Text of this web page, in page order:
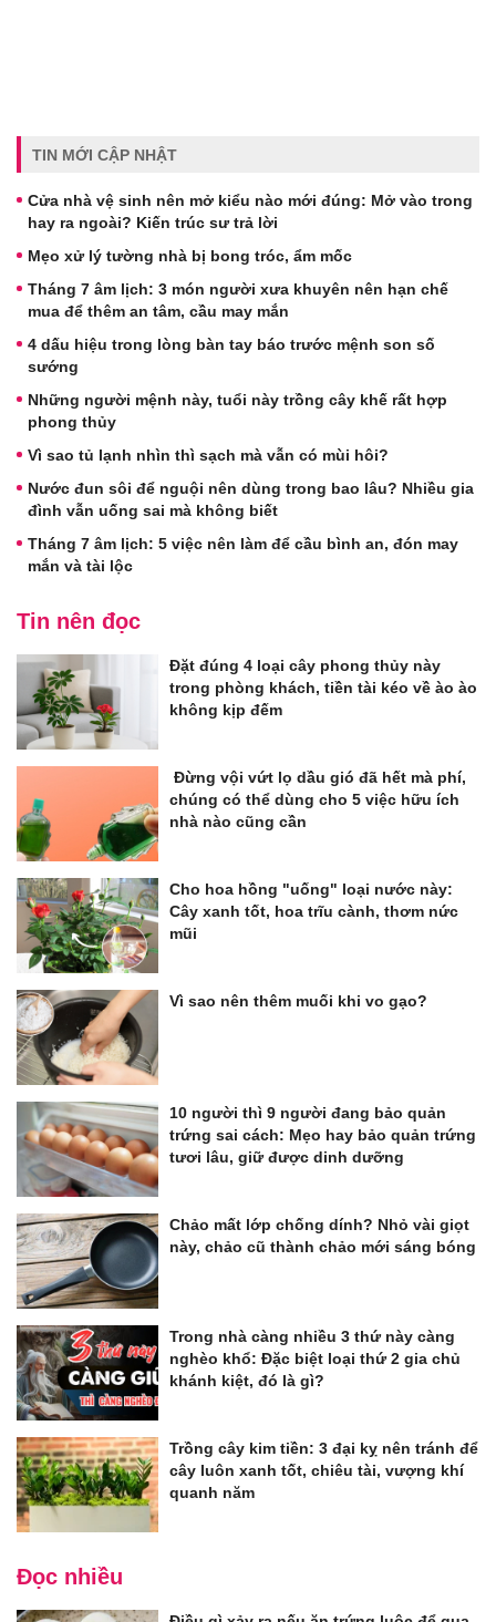
TIN MỚI CẬP NHẬT
Cửa nhà vệ sinh nên mở kiểu nào mới đúng: Mở vào trong
hay ra ngoài? Kiến trúc sư trả lời
Mẹo xử lý tường nhà bị bong tróc, ẩm mốc
Tháng 7 âm lịch: 3 món người xưa khuyên nên hạn chế
mua để thêm an tâm, cầu may mắn
4 dấu hiệu trong lòng bàn tay báo trước mệnh son số
sướng
Những người mệnh này, tuổi này trồng cây khế rất hợp
phong thủy
Vì sao tủ lạnh nhìn thì sạch mà vẫn có mùi hôi?
Nước đun sôi để nguội nên dùng trong bao lâu? Nhiều gia
đình vẫn uống sai mà không biết
Tháng 7 âm lịch: 5 việc nên làm để cầu bình an, đón may
mắn và tài lộc
Tin nên đọc
Đặt đúng 4 loại cây phong thủy này
trong phòng khách, tiền tài kéo về ào ào
không kịp đếm
Đừng vội vứt lọ dầu gió đã hết mà phí,
chúng có thể dùng cho 5 việc hữu ích
nhà nào cũng cần
Cho hoa hồng "uống" loại nước này:
Cây xanh tốt, hoa trĩu cành, thơm nức
mũi
Vì sao nên thêm muối khi vo gạo?
10 người thì 9 người đang bảo quản
trứng sai cách: Mẹo hay bảo quản trứng
tươi lâu, giữ được dinh dưỡng
Chảo mất lớp chống dính? Nhỏ vài giọt
này, chảo cũ thành chảo mới sáng bóng
Trong nhà càng nhiều 3 thứ này càng
nghèo khổ: Đặc biệt loại thứ 2 gia chủ
khánh kiệt, đó là gì?
Trồng cây kim tiền: 3 đại kỵ nên tránh để
cây luôn xanh tốt, chiêu tài, vượng khí
quanh năm
Đọc nhiều